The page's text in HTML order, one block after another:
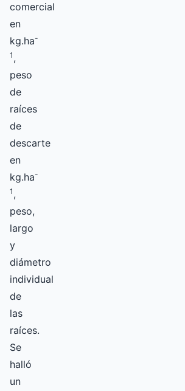
comercial
en
kg.ha-
1 ,
peso
de
raíces
de
descarte
en
kg.ha-
1 ,
peso,
largo
y
diámetro
individual
de
las
raíces.
Se
halló
un